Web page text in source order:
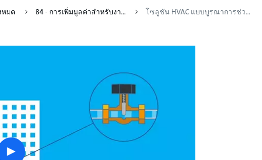
หมด 84 - การเพิ่มมูลค่าสำหรับงา... โซลูชัน HVAC แบบบูรณาการช่ว...
Play